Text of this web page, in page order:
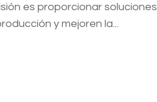
es proporcionar soluciones
y mejoren la...